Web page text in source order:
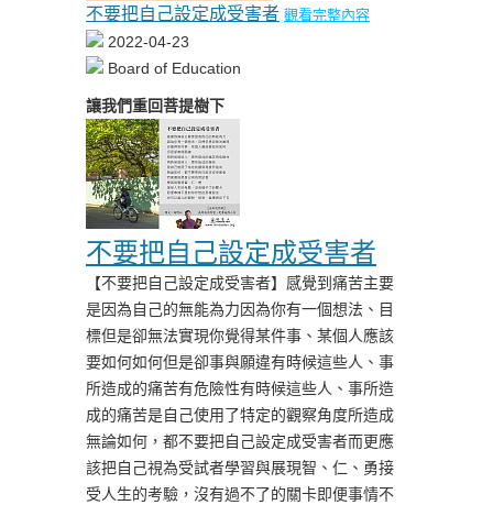
不要把自己設定成受害者 觀看完整內容
2022-04-23
Board of Education
讓我們重回菩提樹下
不要把自己設定成受害者
【不要把自己設定成受害者】感覺到痛苦主要
是因為自己的無能為力因為你有一個想法、目
標但是卻無法實現你覺得某件事、某個人應該
要如何如何但是卻事與願違有時候這些人、事
所造成的痛苦有危險性有時候這些人、事所造
成的痛苦是自己使用了特定的觀察角度所造成
無論如何，都不要把自己設定成受害者而更應
該把自己視為受試者學習與展現智、仁、勇接
受人生的考驗，沒有過不了的關卡即便事情不